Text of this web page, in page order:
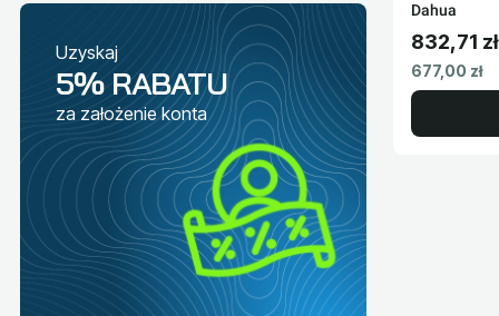
Uzyskaj
5% RABATU
za założenie konta
Dahua
Cena
832,71 zł
Cena netto
677,00 zł